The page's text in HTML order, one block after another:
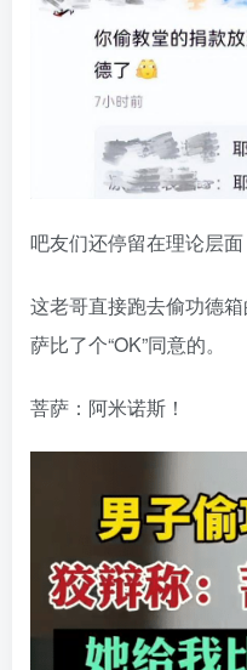
吧友们还停留在理论层面
这老哥直接跑去偷功德
萨比了个“OK”同意的。
菩萨：阿米诺斯！